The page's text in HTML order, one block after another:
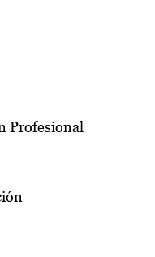
Profesional